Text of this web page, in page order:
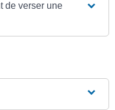
de verser une